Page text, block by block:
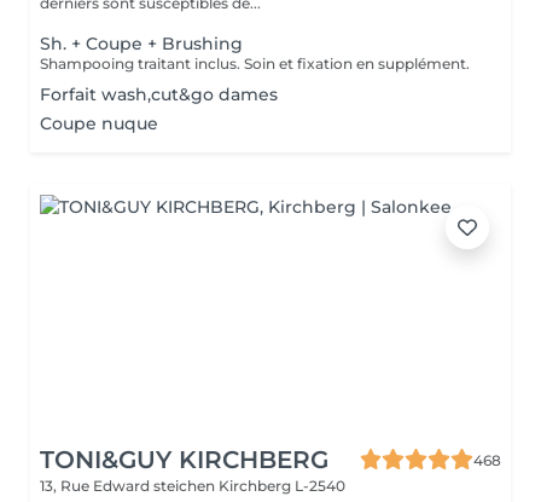
Sh. + Coupe + Brushing
Shampooing traitant inclus. Soin et fixation en supplément.
Forfait wash,cut&go dames
Coupe nuque
TONI&GUY KIRCHBERG
468
13, Rue Edward steichen Kirchberg L-2540